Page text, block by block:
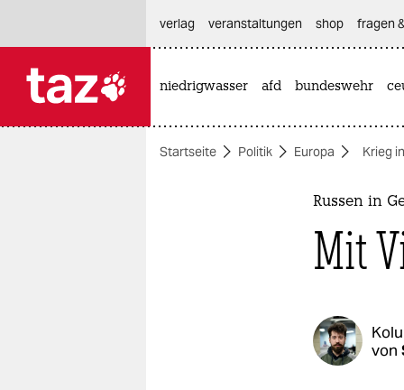
themen
verlag
veranstaltungen shop fragen
niedrigwasser afd bundeswehr
Startseite Politik Europa Krieg
Russen in
Mit
von